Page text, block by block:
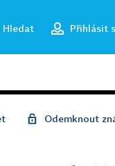
Hledat Přihlásit
Odemknout